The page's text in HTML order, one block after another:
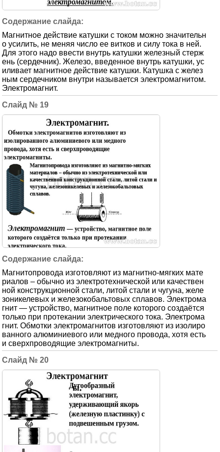
Магнитное действие катушки с током можно значительн
о усилить, не меняя число ее витков и силу тока в ней.
Для этого надо ввести внутрь катушки железный стерж
ень (сердечник). Железо, введенное внутрь катушки, ус
иливает магнитное действие катушки. Катушка с желез
ным сердечником внутри называется электромагнитом.
Электромагнит.
19
Магнитопровода изготовляют из магнитно-мягких мате
риалов – обычно из электротехнической или качествен
ной конструкционной стали, литой стали и чугуна, желе
зоникелевых и железокобальтовых сплавов. Электрома
гнит — устройство, магнитное поле которого создаётся
только при протекании электрического тока. Электрома
гнит. Обмотки электромагнитов изготовляют из изолиро
ванного алюминиевого или медного провода, хотя есть
и сверхпроводящие электромагниты.
20